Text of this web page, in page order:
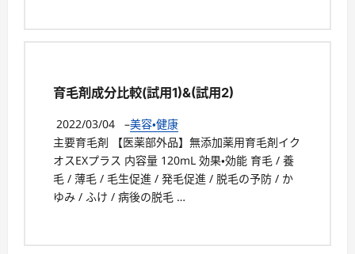
育毛剤成分比較(試用1)&(試用2)
2022/03/04 –美容・健康
主要育毛剤 【医薬部外品】無添加薬用育毛剤イク
オスEXプラス 内容量 120mL 効果・効能 育毛 / 養
毛 / 薄毛 / 毛生促進 / 発毛促進 / 脱毛の予防 / か
ゆみ / ふけ / 病後の脱毛 …